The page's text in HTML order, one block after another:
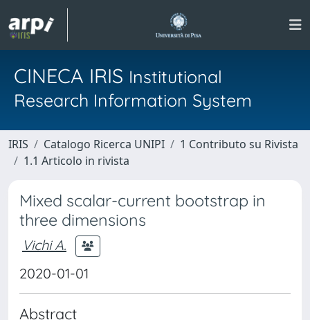
CINECA IRIS Institutional
Research Information System
IRIS Catalogo Ricerca UNIPI
1 Contributo su Rivista
1.1 Articolo in rivista
Mixed scalar-current bootstrap in
three dimensions
Vichi A.
2020-01-01
Abstract